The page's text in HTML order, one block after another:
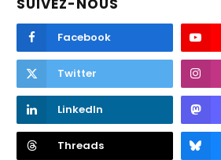
SUIVEZ-NOUS
Facebook
Twitter
LinkedIn
Threads